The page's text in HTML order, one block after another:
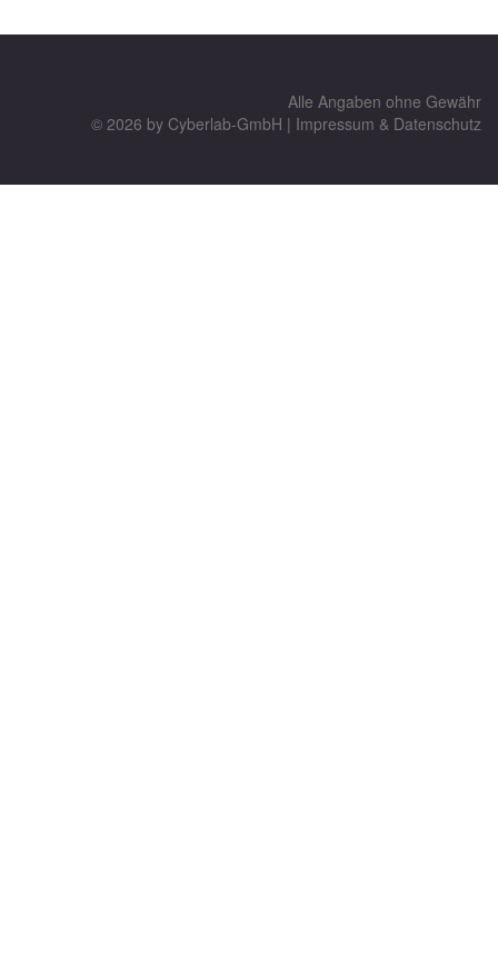
Alle Angaben ohne Gewähr
© 2026 by Cyberlab-GmbH | Impressum & Datenschutz